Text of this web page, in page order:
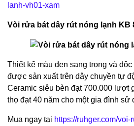
lanh-vh01-xam
Vòi rửa bát dây rút nóng lạnh KB
Thiết kế màu đen sang trọng và
được sản xuất trên dây chuyền tự
Ceramic siêu bèn đạt 700.000 lượt
thọ đạt 40 năm cho một gia đình sử
Mua ngay tại https://ruhger.com/